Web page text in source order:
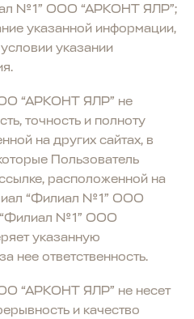
№1” ООО “АРКОНТ ЯЛР”;
указанной информации,
указании
“АРКОНТ ЯЛР” не
точность и полноту
на других сайтах, в
Пользователь
расположенной на
“Филиал №1” ООО
№1” ООО
указанную
нее ответственность.
“АРКОНТ ЯЛР” не несет
и качество